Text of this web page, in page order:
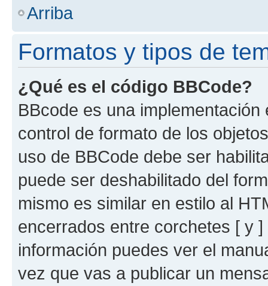
Arriba
Formatos y tipos de
¿Qué es el código BBCode?
BBcode es una
control de formato de los
uso de BBCode debe ser
puede ser deshabilitado del
mismo es similar en estilo al
encerrados entre corchetes [ y
información puedes ver el
vez que vas a publicar un